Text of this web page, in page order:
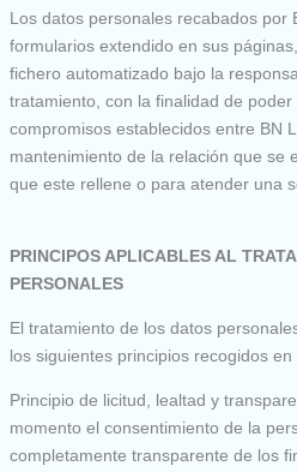
Los datos personales recabados por
formularios extendido en sus
fichero automatizado bajo la
tratamiento, con la finalidad de
compromisos establecidos entre BN
mantenimiento de la relación que se
que este rellene o para atender una
PRINCIPOS APLICABLES AL
PERSONALES
El tratamiento de los datos
los siguientes principios recogidos
Principio de licitud, lealtad y
momento el consentimiento de la
completamente transparente de los